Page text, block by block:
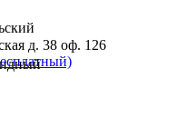
д. 38 оф. 126